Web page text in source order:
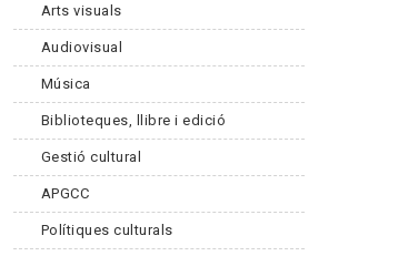
Arts visuals
Audiovisual
Música
Biblioteques, llibre i edició
Gestió cultural
APGCC
Polítiques culturals